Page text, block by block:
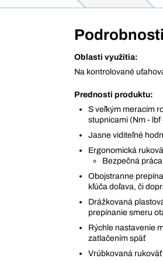
Podrobnosti
Oblasti využitia:
Na kontrolované
Prednosti produktu:
S veľkým meracím
stupnicami (Nm - lbf
Jasne viditeľné
Ergonomická
Bezpečná
Obojstranne
kľúča doľava, či
Drážkovaná
prepínanie smeru
Rýchle nastavenie
zatlačením späť
Vrúbkovaná